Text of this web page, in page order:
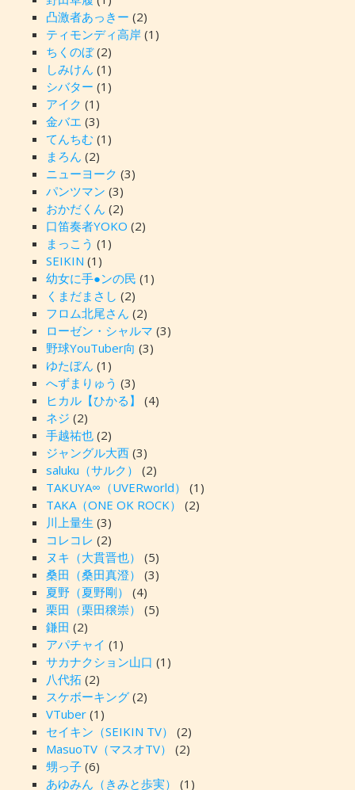
凸激者あっきー (2)
ティモンディ高岸(1)
ちくのぼ(2)
しみけん (1)
シバター (1)
アイク (1)
金バエ (3)
てんちむ (1)
まろん (2)
ニューヨーク (3)
パンツマン (3)
おかだくん (2)
口笛奏者YOKO (2)
まっこう (1)
SEIKIN (1)
幼女に手●ンの民 (1)
くまだまさし (2)
フロム北尾さん (2)
ローゼン・シャルマ (3)
野球YouTuber向 (3)
ゆたぼん (1)
へずまりゅう (3)
ヒカル【ひかる】
(4)
ネジ (2)
手越祐也(2)
ジャングル大西(3)
saluku（サルク）
(2)
TAKUYA∞（UVERworld）
(1)
TAKA（ONE OK ROCK）
(2)
川上量生 (3)
コレコレ (2)
ヌキ（大貫晋也）
(5)
桑田（桑田真澄）
(3)
夏野（夏野剛）
(4)
栗田（栗田穣崇）
(5)
鎌田 (2)
アパチャイ (1)
サカナクション山口 (1)
八代拓 (2)
スケボーキング(2)
VTuber(1)
セイキン（SEIKIN TV）
(2)
MasuoTV（マスオTV）
(2)
甥っ子(6)
あゆみん（きみと歩実）
(1)